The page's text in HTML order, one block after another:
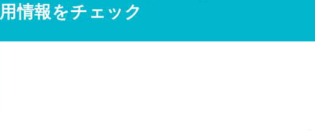
用情報をチェック